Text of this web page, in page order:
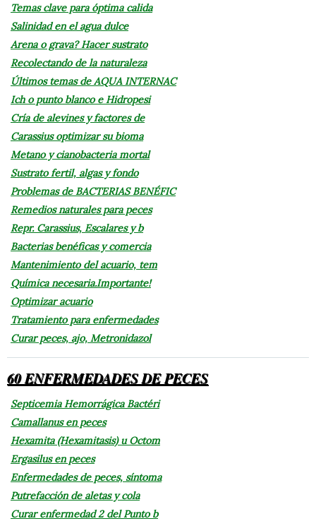
Temas clave para óptima calida
Salinidad en el agua dulce
Arena o grava? Hacer sustrato
Recolectando de la naturaleza
Últimos temas de AQUA INTERNAC
Ich o punto blanco e Hidropesi
Cría de alevines y factores de
Carassius optimizar su bioma
Metano y cianobacteria mortal
Sustrato fertil, algas y fondo
Problemas de BACTERIAS BENÉFIC
Remedios naturales para peces
Repr. Carassius, Escalares y b
Bacterias benéficas y comercia
Mantenimiento del acuario, tem
Química necesaria.Importante!
Optimizar acuario
Tratamiento para enfermedades
Curar peces, ajo, Metronidazol
60 ENFERMEDADES DE PECES
Septicemia Hemorrágica Bactéri
Camallanus en peces
Hexamita (Hexamitasis) u Octom
Ergasilus en peces
Enfermedades de peces, síntoma
Putrefacción de aletas y cola
Curar enfermedad 2 del Punto b